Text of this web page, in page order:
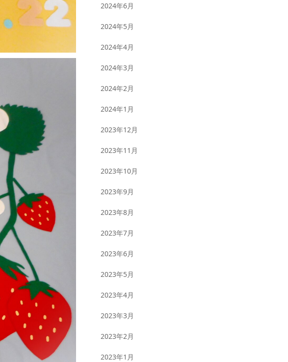
2024年6月
2024年5月
2024年4月
2024年3月
2024年2月
2024年1月
2023年12月
2023年11月
2023年10月
2023年9月
2023年8月
2023年7月
2023年6月
2023年5月
2023年4月
2023年3月
2023年2月
2023年1月